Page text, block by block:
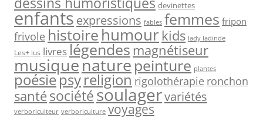
devinettes
enfantsexpressions fables femmes fripon
frivole histoire humour kids lady ladinde
Les+ lus livreslégendes magnétiseur
musiquenature peinture plantes
poésiepsyreligion rigolothérapie ronchon
santésociétésoulagervariétés
verboriculteur verboriculture voyages